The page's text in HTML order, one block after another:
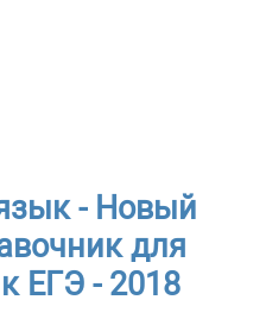
- Новый
для
ЕГЭ - 2018